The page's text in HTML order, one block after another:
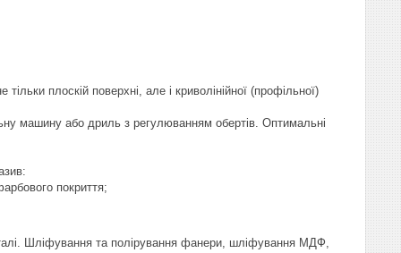
плоскій поверхні, але і криволінійної (профільної)
машину або дриль з регулюванням обертів. Оптимальні
покриття;
Шліфування та полірування фанери, шліфування МДФ,